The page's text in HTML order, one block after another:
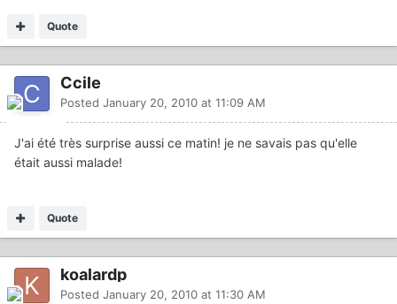
Quote
Ccile
Posted January 20, 2010 at 11:09 AM
J'ai été très surprise aussi ce matin! je ne savais pas qu'elle
était aussi malade!
Quote
koalardp
Posted January 20, 2010 at 11:30 AM